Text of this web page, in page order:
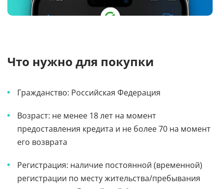
Что нужно для покупки
Гражданство: Российская Федерация
Возраст: не менее 18 лет на момент
предоставления кредита и не более 70 на момент
его возврата
Регистрация: наличие постоянной (временной)
регистрации по месту жительства/пребывания